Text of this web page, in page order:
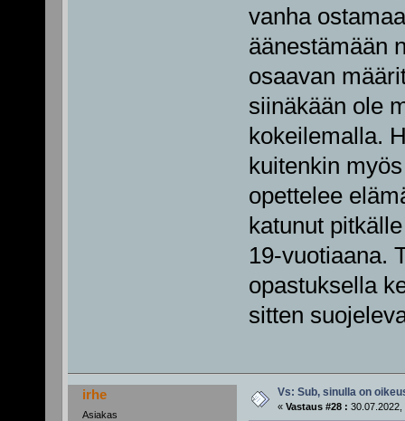
vanha
äänestämään
osaavan
siinäkään ole
kokeilemalla.
kuitenkin
opettelee
katunut
19-vuotiaana.
opastuksella
sitten
irhe
Asiakas
Vs: Sub, sinulla on
« Vastaus #28 : 30.07.2022,